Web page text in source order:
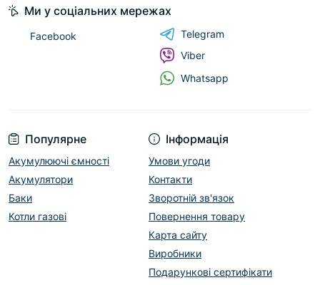
Популярне
Акумулюючі ємності
Акумулятори
Баки
Котли газові
Інформація
Умови угоди
Контакти
Зворотній зв'язок
Повернення товару
Карта сайту
Виробники
Подарункові сертифікати
Ми у соціальних мережах
Facebook
Telegram
Viber
Whatsapp